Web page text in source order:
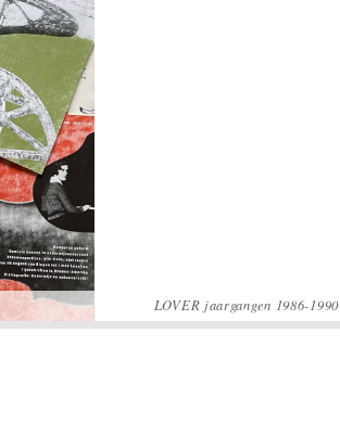
LOVER jaargangen 1986-1990